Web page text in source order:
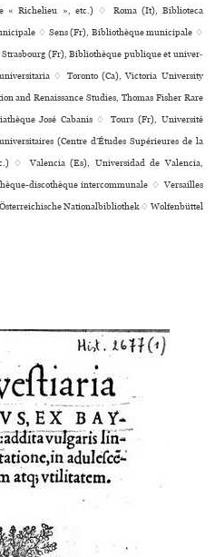
« Richelieu », etc.) ♢ Roma (It), Biblioteca
♢ Sens (Fr), Bibliothèque muni­ci­pale ♢
(Fr), Bibliothèque publi­que et uni­ver­
♢ Toronto (Ca), Victoria University
and Renaissance Studies, Thomas Fisher Rare
José Cabanis ♢ Tours (Fr), Université
(Centre d’Études Supérieures de la
♢ Valencia (Es), Universidad de Valencia,
dis­co­thè­que inter­com­mu­nale ♢ Versailles
Nationalbibliothek ♢ Wolfenbüttel